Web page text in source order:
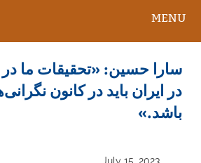
MENU
سارا حسین‌: «تحقیقات ما
در ایران باید در کانون
باشد.»
July 15, 2023